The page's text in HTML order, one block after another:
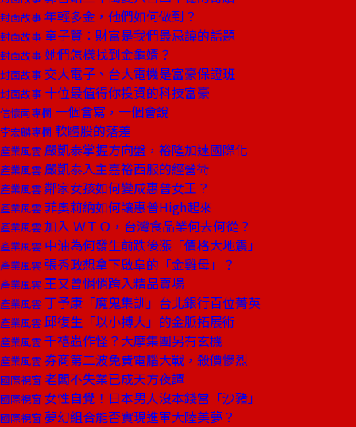
封面故事 年輕多金，他們如何做到？
封面故事 童子賢：財富是我們最忌諱的話題
封面故事 她們怎樣找到金龜婿？
封面故事 交大電子、台大電機是富豪保證班
封面故事 十位最值得你投資的科技富豪
信懷南專欄 一個會寫，一個會說
李宏麟專欄 軟體股的落差
產業風雲 嚴凱泰掌握方向盤，裕隆加速國際化
產業風雲 嚴凱泰入主嘉裕西服的經營術
產業風雲 鄰家女孩如何變成惠普女王？
產業風雲 菲奧莉納如何讓惠普High起來
產業風雲 加入 ＷＴＯ，台灣食品業何去何從？
產業風雲 中油為何發生前跌後漲「價格大地震」
產業風雲 張秀政想拿下啟阜的「金雞母」？
產業風雲 王又曾悄悄跨入精品賣場
產業風雲 丁予康「魔鬼集訓」台北銀行百位菁英
產業風雲 邱復生「以小搏大」的金脈拓展術
產業風雲 千禧蟲作怪？大摩集團另有玄機
產業風雲 券商第二波免費電腦大戰，殺價慘烈
國際視窗 老闆不失業已成天方夜譚
國際視窗 女性自覺！日本男人沒本錢當「沙豬」
國際視窗 夢幻組合能否實現進軍大陸美夢？